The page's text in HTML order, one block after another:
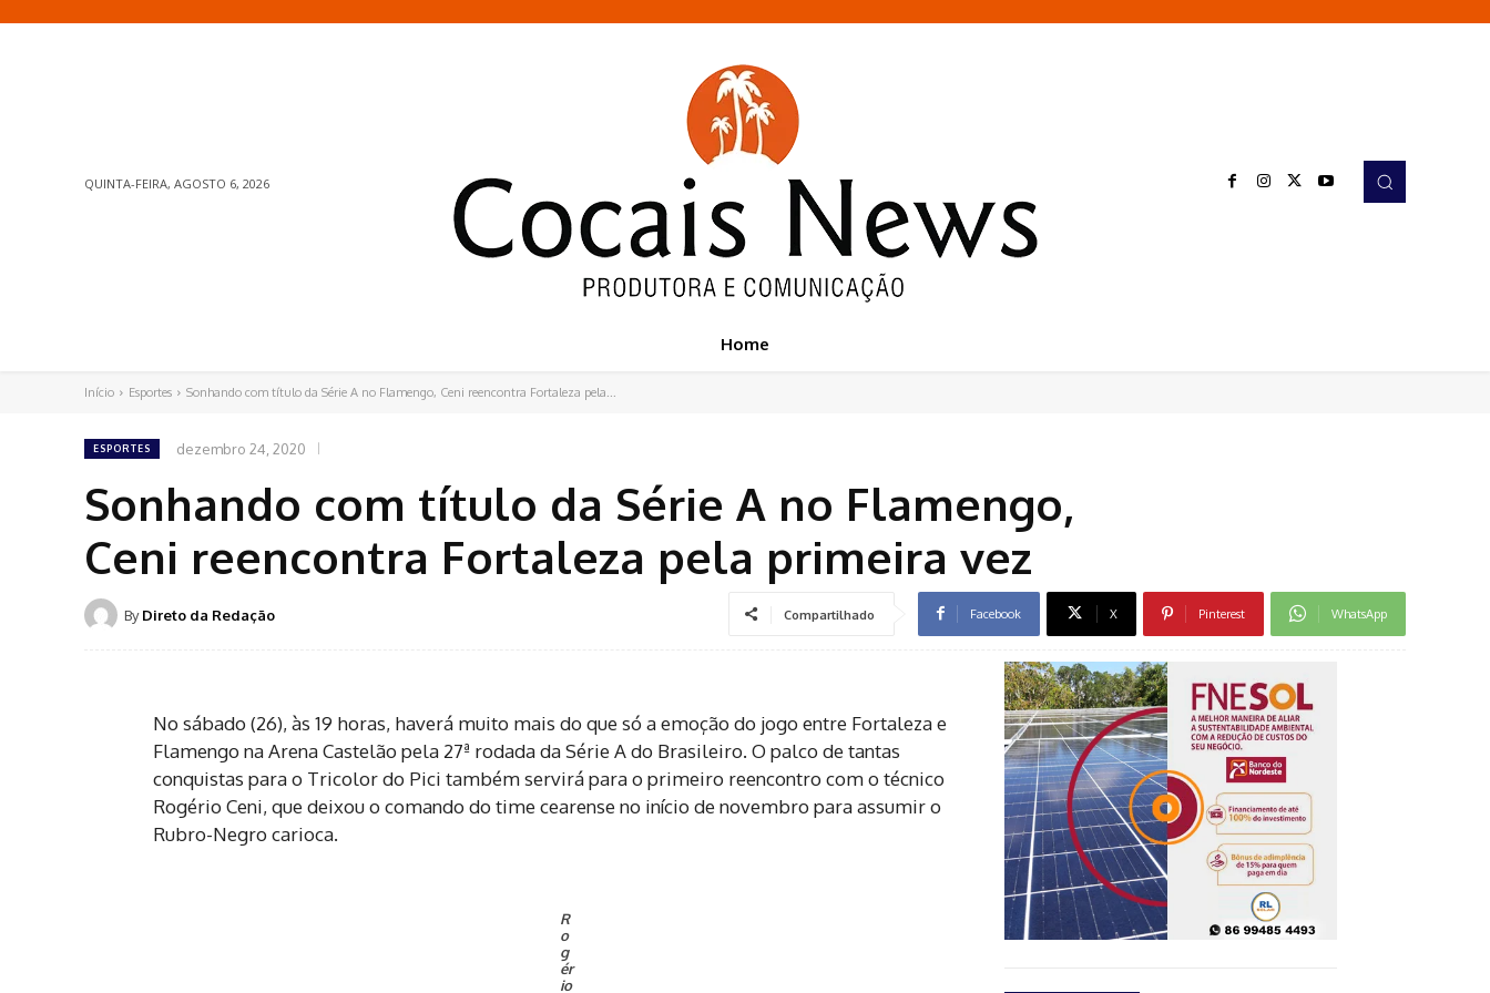
QUINTA-FEIRA, AGOSTO 6, 2026
Home
Início Esportes Sonhando com título da Série A no Flamengo, Ceni reencontra Fortaleza pela...
ESPORTES dezembro 24, 2020
Sonhando com título da Série A no Flamengo,
Ceni reencontra Fortaleza pela primeira vez
By Direto da Redação Compartilhado Facebook X Pinterest WhatsApp
No sábado (26), às 19 horas, haverá muito mais do que só a emoção do jogo entre Fortaleza e
Flamengo na Arena Castelão pela 27ª rodada da Série A do Brasileiro. O palco de tantas
conquistas para o Tricolor do Pici também servirá para o primeiro reencontro com o técnico
Rogério Ceni, que deixou o comando do time cearense no início de novembro para assumir o
Rubro-Negro carioca.
R
o
g
ér
io